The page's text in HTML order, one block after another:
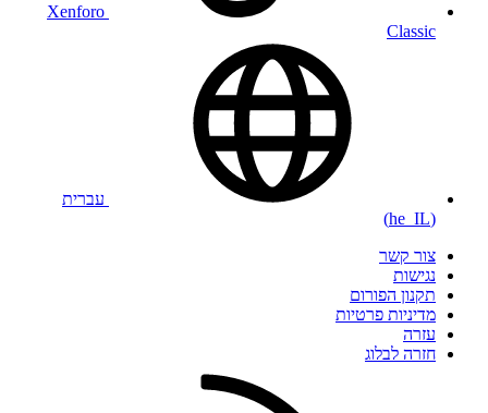
Xenforo
Classic
עברית
(he_IL)
צור קשר
נגישות
תקנון הפורום
מדיניות פרטיות
עזרה
חזרה לבלוג